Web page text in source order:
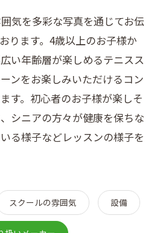
気を多彩な写真を通じてお伝
ります。4歳以上のお子様か
い年齢層が楽しめるテニスス
ンをお楽しみいただけるコン
す。初心者のお子様が楽しそ
シニアの方々が健康を保ちな
る様子などレッスンの様子を
スクールの雰囲気 設備